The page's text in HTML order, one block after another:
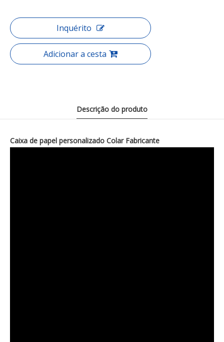
Inquérito
Adicionar a cesta
Descrição do produto
Caixa de papel personalizado Colar Fabricante